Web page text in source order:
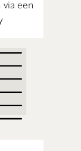
via een